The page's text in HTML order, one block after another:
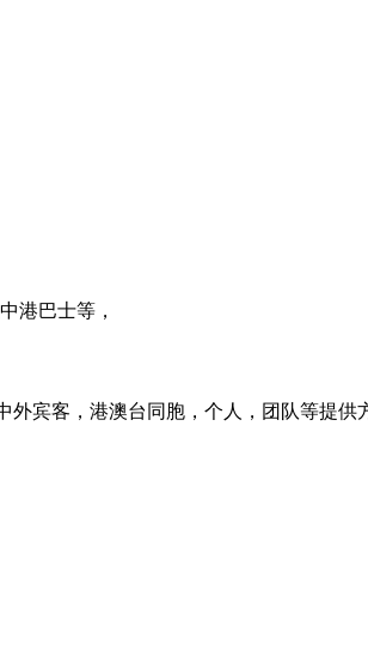
港巴士等，
宾客，港澳台同胞，个人，团队等提供